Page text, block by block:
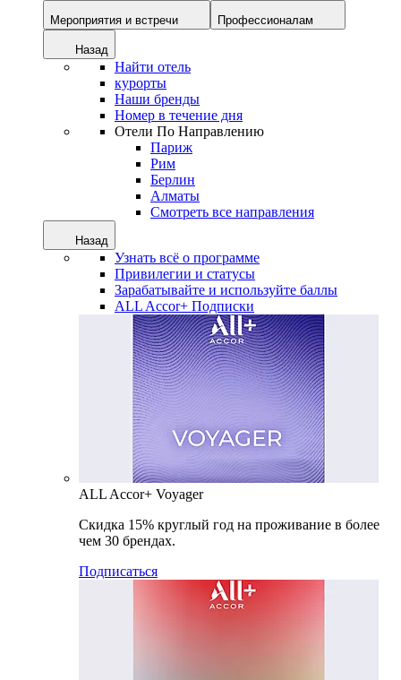
Мероприятия и встречи Профессионалам
Назад
Найти отель
курорты
Наши бренды
Номер в течение дня
Отели По Направлению
Париж
Рим
Берлин
Алматы
Смотреть все направления
Назад
Узнать всё о программе
Привилегии и статусы
Зарабатывайте и используйте баллы
ALL Accor+ Подписки
ALL Accor+ Voyager
Скидка 15% круглый год на проживание в более
чем 30 брендах.
Подписаться